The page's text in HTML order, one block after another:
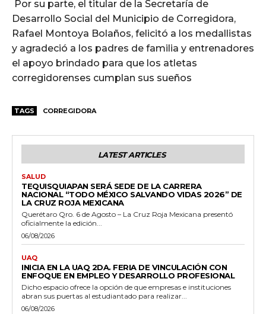
Por su parte, el titular de la Secretaría de
Desarrollo Social del Municipio de Corregidora,
Rafael Montoya Bolaños, felicitó a los medallistas
y agradeció a los padres de familia y entrenadores
el apoyo brindado para que los atletas
corregidorenses cumplan sus sueños
TAGS CORREGIDORA
LATEST ARTICLES
SALUD
TEQUISQUIAPAN SERÁ SEDE DE LA CARRERA
NACIONAL “TODO MÉXICO SALVANDO VIDAS 2026” DE
LA CRUZ ROJA MEXICANA
Querétaro Qro. 6 de Agosto – La Cruz Roja Mexicana presentó
oficialmente la edición...
06/08/2026
UAQ
INICIA EN LA UAQ 2DA. FERIA DE VINCULACIÓN CON
ENFOQUE EN EMPLEO Y DESARROLLO PROFESIONAL
Dicho espacio ofrece la opción de que empresas e instituciones
abran sus puertas al estudiantado para realizar...
06/08/2026